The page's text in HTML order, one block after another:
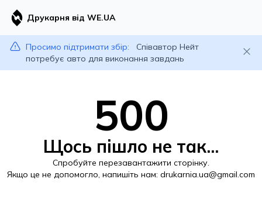
Друкарня від WE.UA
Просимо підтримати збір:
Співавтор Нейт
потребує авто для виконання завдань
500
Щось пішло не так...
Спробуйте перезавантажити сторінку.
Якщо це не допомогло, напишіть нам: drukarnia.ua@gmail.com